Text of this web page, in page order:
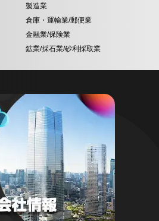
製造業
倉庫・運輸業/郵便業
金融業/保険業
鉱業/採石業/砂利採取業